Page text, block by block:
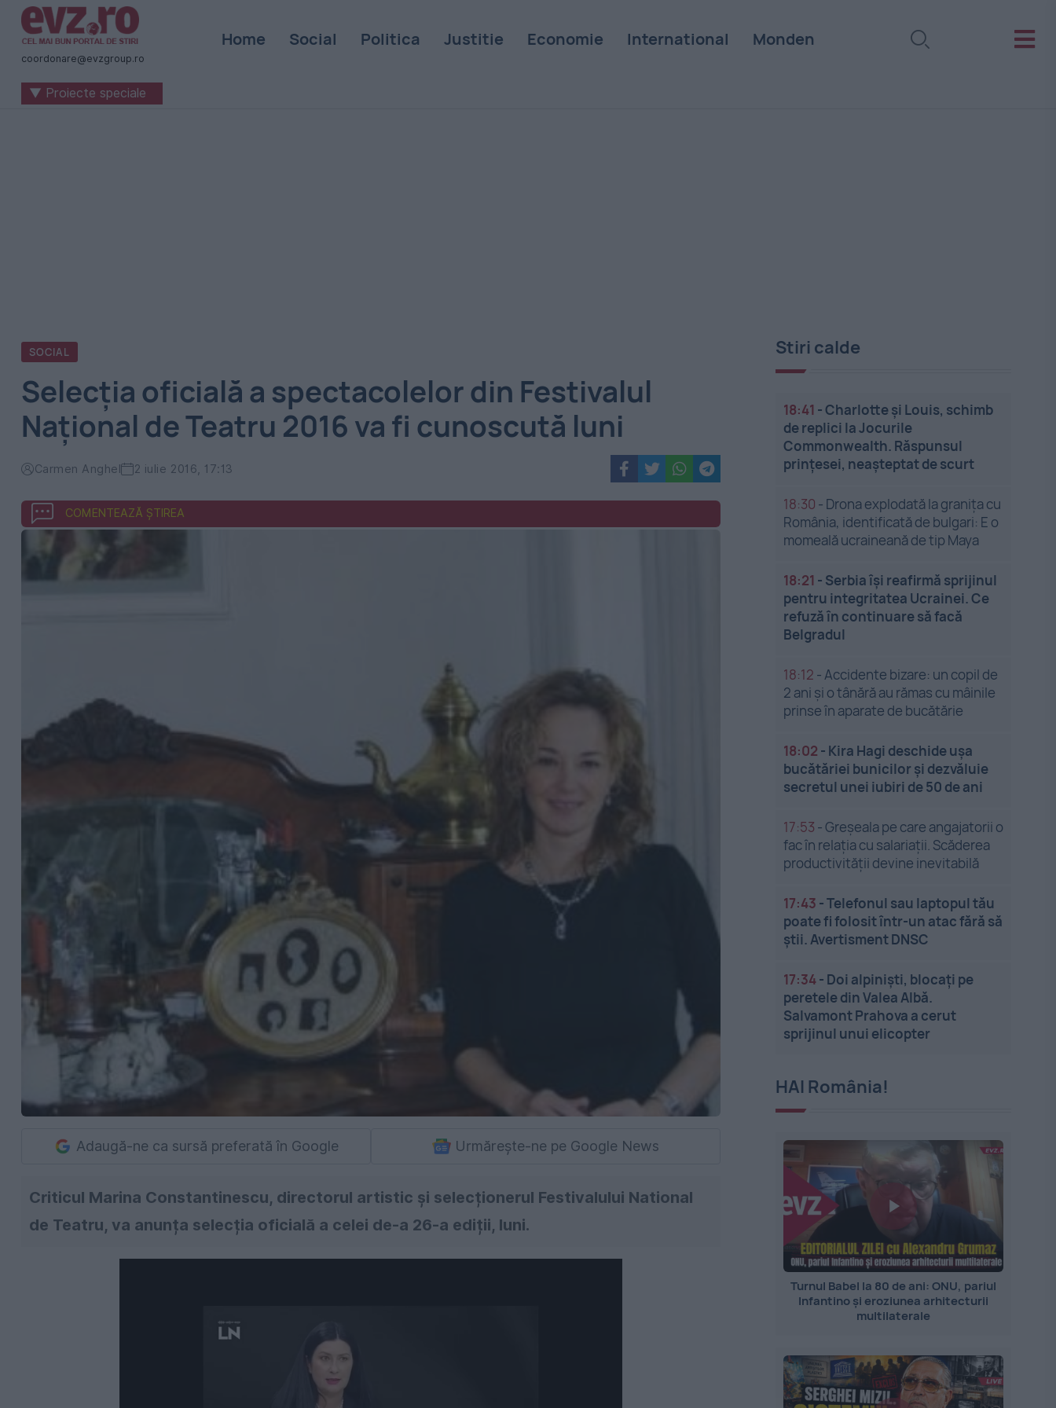
Știri
naționale
internaționale
coordonare@evzgroup.ro
Home Social Politica Justitie Economie International Monden
▼ Proiecte speciale
SOCIAL
Selecția oficială a spectacolelor din Festivalul
Național de Teatru 2016 va fi cunoscută luni
Carmen Anghel 2 iulie 2016, 17:13
COMENTEAZĂ ȘTIREA
Adaugă-ne ca sursă preferată în Google Urmărește-ne pe Google News
Criticul Marina Constantinescu, directorul artistic și selecționerul Festivalului National
de Teatru, va anunța selecția oficială a celei de-a 26-a ediții, luni.
Stiri calde
18:41 -Charlotte și Louis, schimb
de replici la Jocurile
Commonwealth. Răspunsul
prințesei, neașteptat de scurt
18:30 - Drona explodată la granița cu
România, identificată de bulgari: E o
momeală ucraineană de tip Maya
18:21 - Serbia își reafirmă sprijinul
pentru integritatea Ucrainei. Ce
refuză în continuare să facă
Belgradul
18:12 -Accidente bizare: un copil de
2 ani și o tânără au rămas cu mâinile
prinse în aparate de bucătărie
18:02 - Kira Hagi deschide ușa
bucătăriei bunicilor și dezvăluie
secretul unei iubiri de 50 de ani
17:53 -Greșeala pe care angajatorii o
fac în relația cu salariații. Scăderea
productivității devine inevitabilă
17:43 -Telefonul sau laptopul tău
poate fi folosit într-un atac fără să
știi. Avertisment DNSC
17:34- Doi alpiniști, blocați pe
peretele din Valea Albă.
Salvamont Prahova a cerut
sprijinul unui elicopter
HAI România!
Turnul Babel la 80 de ani: ONU, pariul
Infantino și eroziunea arhitecturii
multilaterale